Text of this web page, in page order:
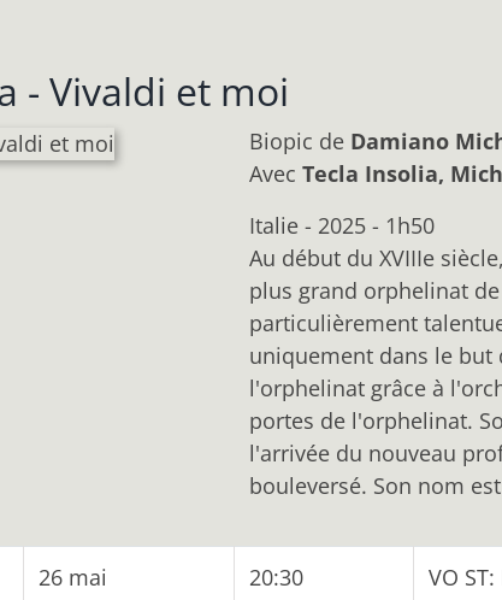
- Vivaldi et moi
Biopic de Damiano
Avec Tecla Insolia,
Italie - 2025 - 1h50
Au début du XVIIIe
plus grand orphelinat
particulièrement
uniquement dans le
l'orphelinat grâce à
portes de l'orphelinat.
l'arrivée du nouveau
bouleversé. Son nom
26 mai 20:30 VO ST: